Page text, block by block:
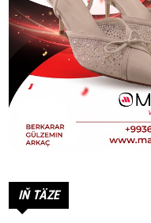
IŇ TÄZE